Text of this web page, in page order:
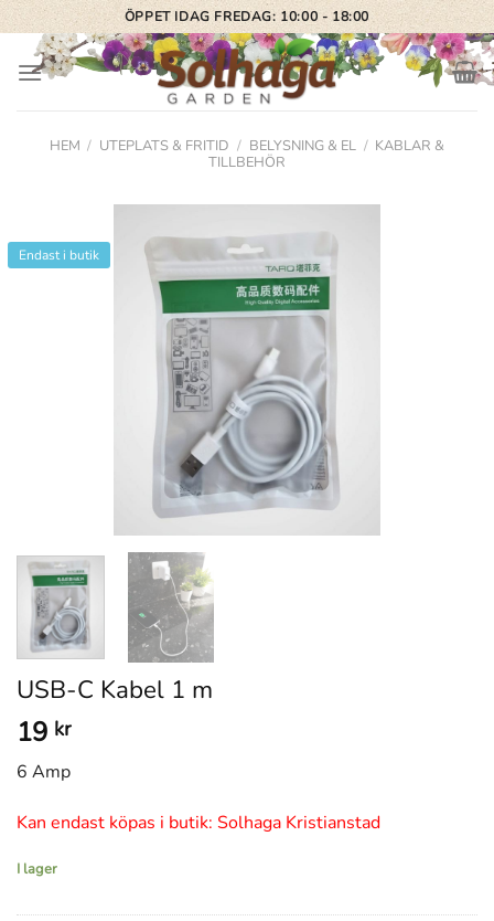
Skip
to
content
ÖPPET IDAG FREDAG: 10:00 - 18:00
HEM / UTEPLATS & FRITID / BELYSNING & EL / KABLAR &
TILLBEHÖR
Endast i butik
USB-C Kabel 1 m
19 kr
6 Amp
Kan endast köpas i butik: Solhaga Kristianstad
I lager